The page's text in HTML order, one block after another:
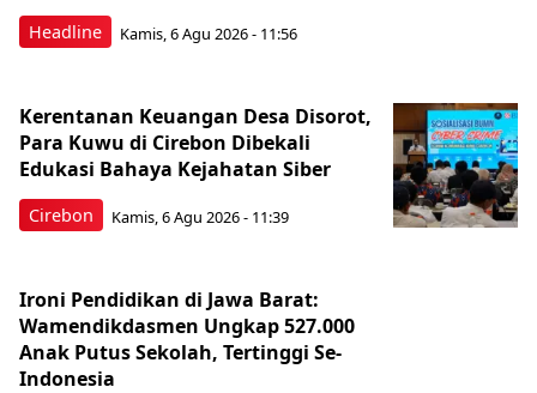
Headline Kamis, 6 Agu 2026 - 11:56
Cirebon
Kerentanan Keuangan Desa Disorot,
Para Kuwu di Cirebon Dibekali
Edukasi Bahaya Kejahatan Siber
Kamis, 6 Agu 2026 - 11:39
Ironi Pendidikan di Jawa Barat:
Wamendikdasmen Ungkap 527.000
Anak Putus Sekolah, Tertinggi Se-
Indonesia